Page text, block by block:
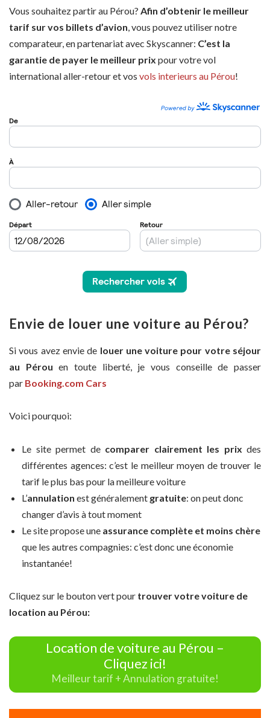
Vous souhaitez partir au Pérou? Afin d’obtenir le meilleur
tarif sur vos billets d’avion, vous pouvez utiliser notre
comparateur, en partenariat avec Skyscanner: C’est la
garantie de payer le meilleur prix pour votre vol
international aller-retour et vos vols interieurs au Pérou!
Envie de louer une voiture au Pérou?
Si vous avez envie de louer une voiture pour votre séjour
au Pérouen toute liberté, je vous conseille de passer
par Booking.com Cars
Voici pourquoi:
Le site permet de comparer clairement les prix des
différentes agences: c’est le meilleur moyen de trouver le
tarif le plus bas pour la meilleure voiture
L’annulation est généralement gratuite: on peut donc
changer d’avis à tout moment
Le site propose une assurance complète et moins chère
que les autres compagnies: c’est donc une économie
instantanée!
Cliquez sur le bouton vert pour trouver votre voiture de
location au Pérou:
Location de voiture au Pérou –
Cliquez ici!
Meilleur tarif + Annulation gratuite!